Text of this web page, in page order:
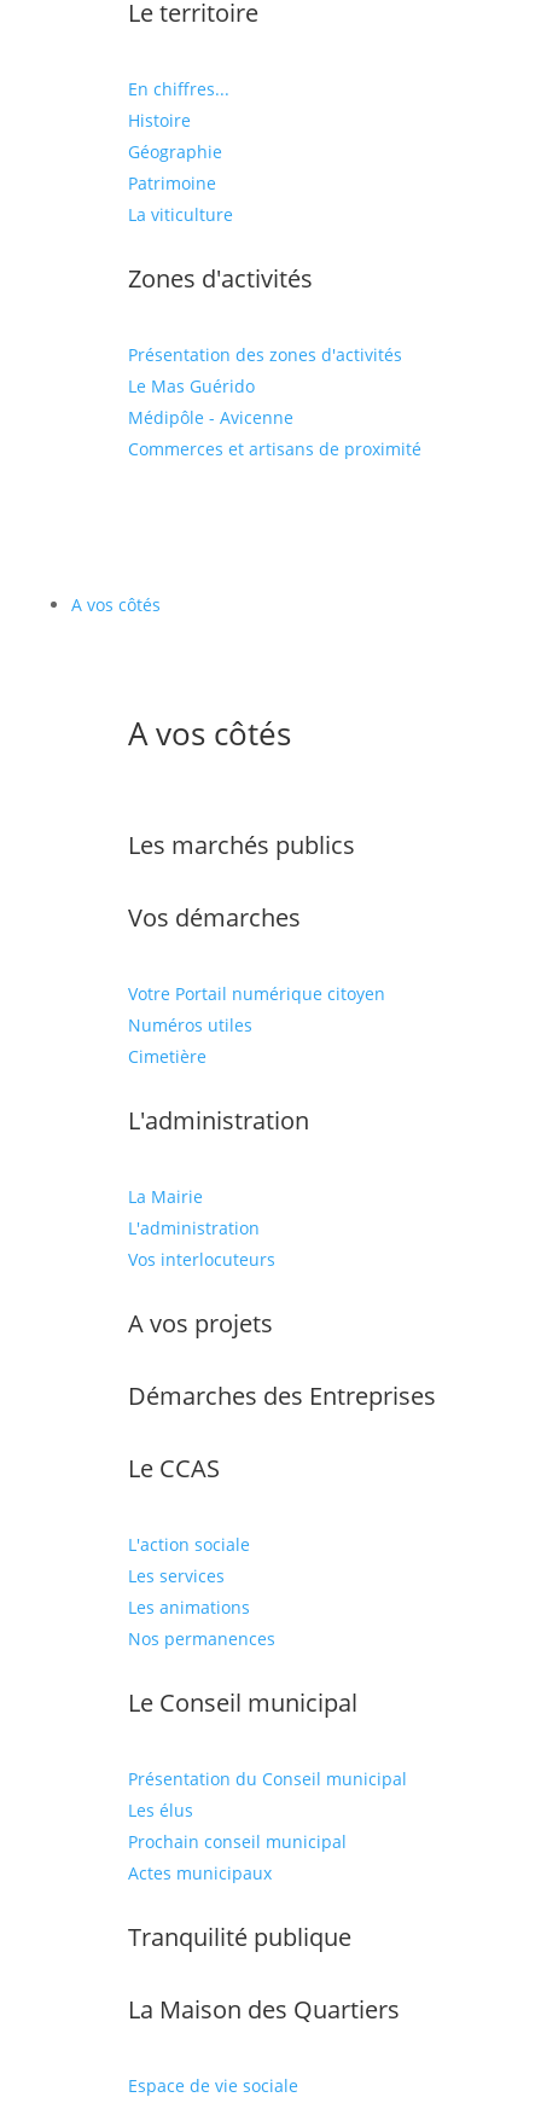
Le territoire
En chiffres...
Histoire
Géographie
Patrimoine
La viticulture
Zones d'activités
Présentation des zones d'activités
Le Mas Guérido
Médipôle - Avicenne
Commerces et artisans de proximité
A vos côtés
A vos côtés
Les marchés publics
Vos démarches
Votre Portail numérique citoyen
Numéros utiles
Cimetière
L'administration
La Mairie
L'administration
Vos interlocuteurs
A vos projets
Démarches des Entreprises
Le CCAS
L'action sociale
Les services
Les animations
Nos permanences
Le Conseil municipal
Présentation du Conseil municipal
Les élus
Prochain conseil municipal
Actes municipaux
Tranquilité publique
La Maison des Quartiers
Espace de vie sociale